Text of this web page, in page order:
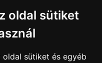
oldal sütiket
oldal sütiket és egyéb